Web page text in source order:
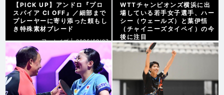
【PICK UP】アンドロ『プロ
スパイア CI OFF』／細部まで
プレーヤーに寄り添った頼もし
き特殊素材ブレード
アーカイブ | 2026/08/07
WTTチャンピオンズ横浜に出
場している若手女子選手、ハー
シー（ウェールズ）と葉伊恬
（チャイニーズタイペイ）の今
後に注目
WTT横浜2026 | 2026/08/07